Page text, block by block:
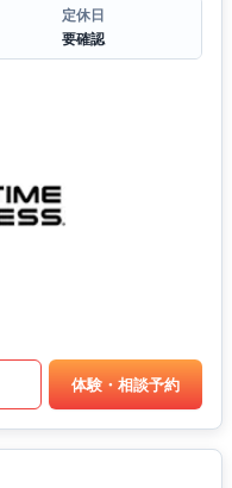
定休日
要確認
体験・相談予約